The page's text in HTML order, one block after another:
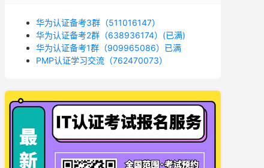
华为认证备考3群（511016147）
华为认证备考2群（638936174）(已满)
华为认证备考1群（909965086）已满
PMP认证学习交流（762470073）